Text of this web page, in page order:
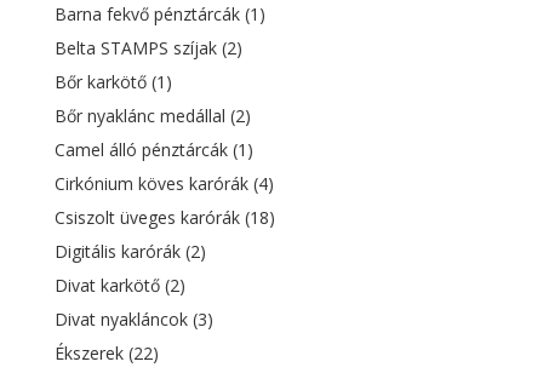
Barna fekvő pénztárcák (1)
Belta STAMPS szíjak (2)
Bőr karkötő (1)
Bőr nyaklánc medállal (2)
Camel álló pénztárcák (1)
Cirkónium köves karórák (4)
Csiszolt üveges karórák (18)
Digitális karórák (2)
Divat karkötő (2)
Divat nyakláncok (3)
Ékszerek (22)